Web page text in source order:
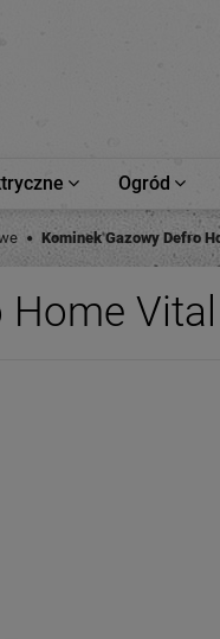
Ogród
Kominek Gazowy Defro